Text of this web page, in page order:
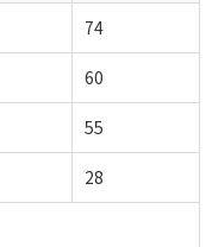
74
60
55
28